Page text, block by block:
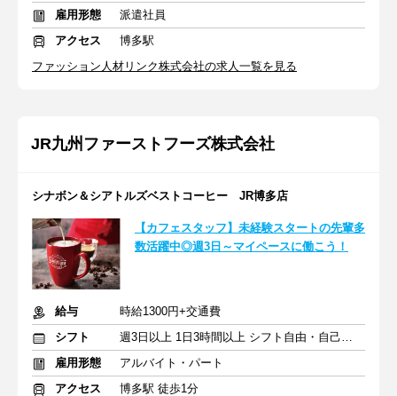
雇用形態
派遣社員
アクセス
博多駅
ファッション人材リンク株式会社の求人一覧を見る
JR九州ファーストフーズ株式会社
シナボン＆シアトルズベストコーヒー JR博多店
【カフェスタッフ】未経験スタートの先輩多
数活躍中◎週3日～マイペースに働こう！
給与
時給1300円+交通費
シフト
週3日以上 1日3時間以上 シフト自由・自己申告
雇用形態
アルバイト・パート
アクセス
博多駅 徒歩1分